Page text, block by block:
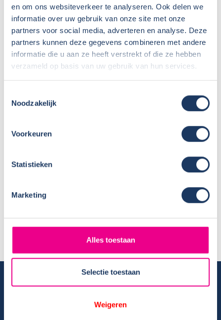
en om ons websiteverkeer te analyseren. Ook delen we
informatie over uw gebruik van onze site met onze
partners voor social media, adverteren en analyse. Deze
partners kunnen deze gegevens combineren met andere
informatie die u aan ze heeft verstrekt of die ze hebben
verzameld op basis van uw gebruik van hun services.
Noodzakelijk
Voorkeuren
Statistieken
Marketing
Alles toestaan
Selectie toestaan
Weigeren
Vernieuwing wasplaats
Modeljaar ’26 van Dethleffs en Crosscamp is
bekend
Een frisse look voor ons terrein – het nieuwe
Sunlight maakt modeljaar 2026 bekend – dit is
er nieuw!
Europa zet stap naar verhoging
+ Toon meer berichten
Camper huren
Gratis E-book – Tig Vragen en Antwoorden over het Huren van